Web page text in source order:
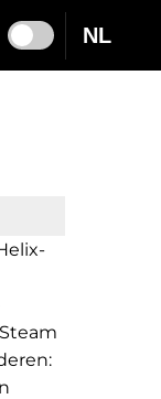
NL